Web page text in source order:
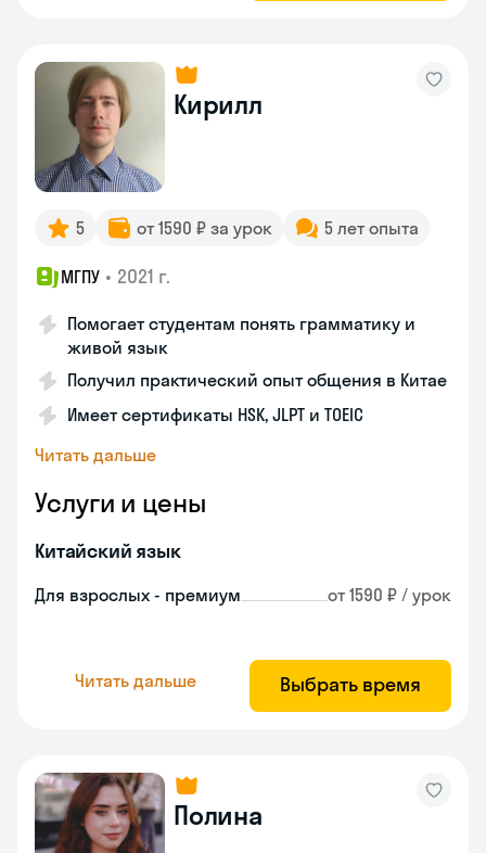
Кирилл
5 от 1590 ₽ за урок 5 лет опыта
МГПУ • 2021 г.
Помогает студентам понять грамматику и
живой язык
Получил практический опыт общения в Китае
Имеет сертификаты HSK, JLPT и TOEIC
Читать дальше
Услуги и цены
Китайский язык
Для взрослых - премиум от 1590 ₽ / урок
Читать дальше Выбрать время
Полина